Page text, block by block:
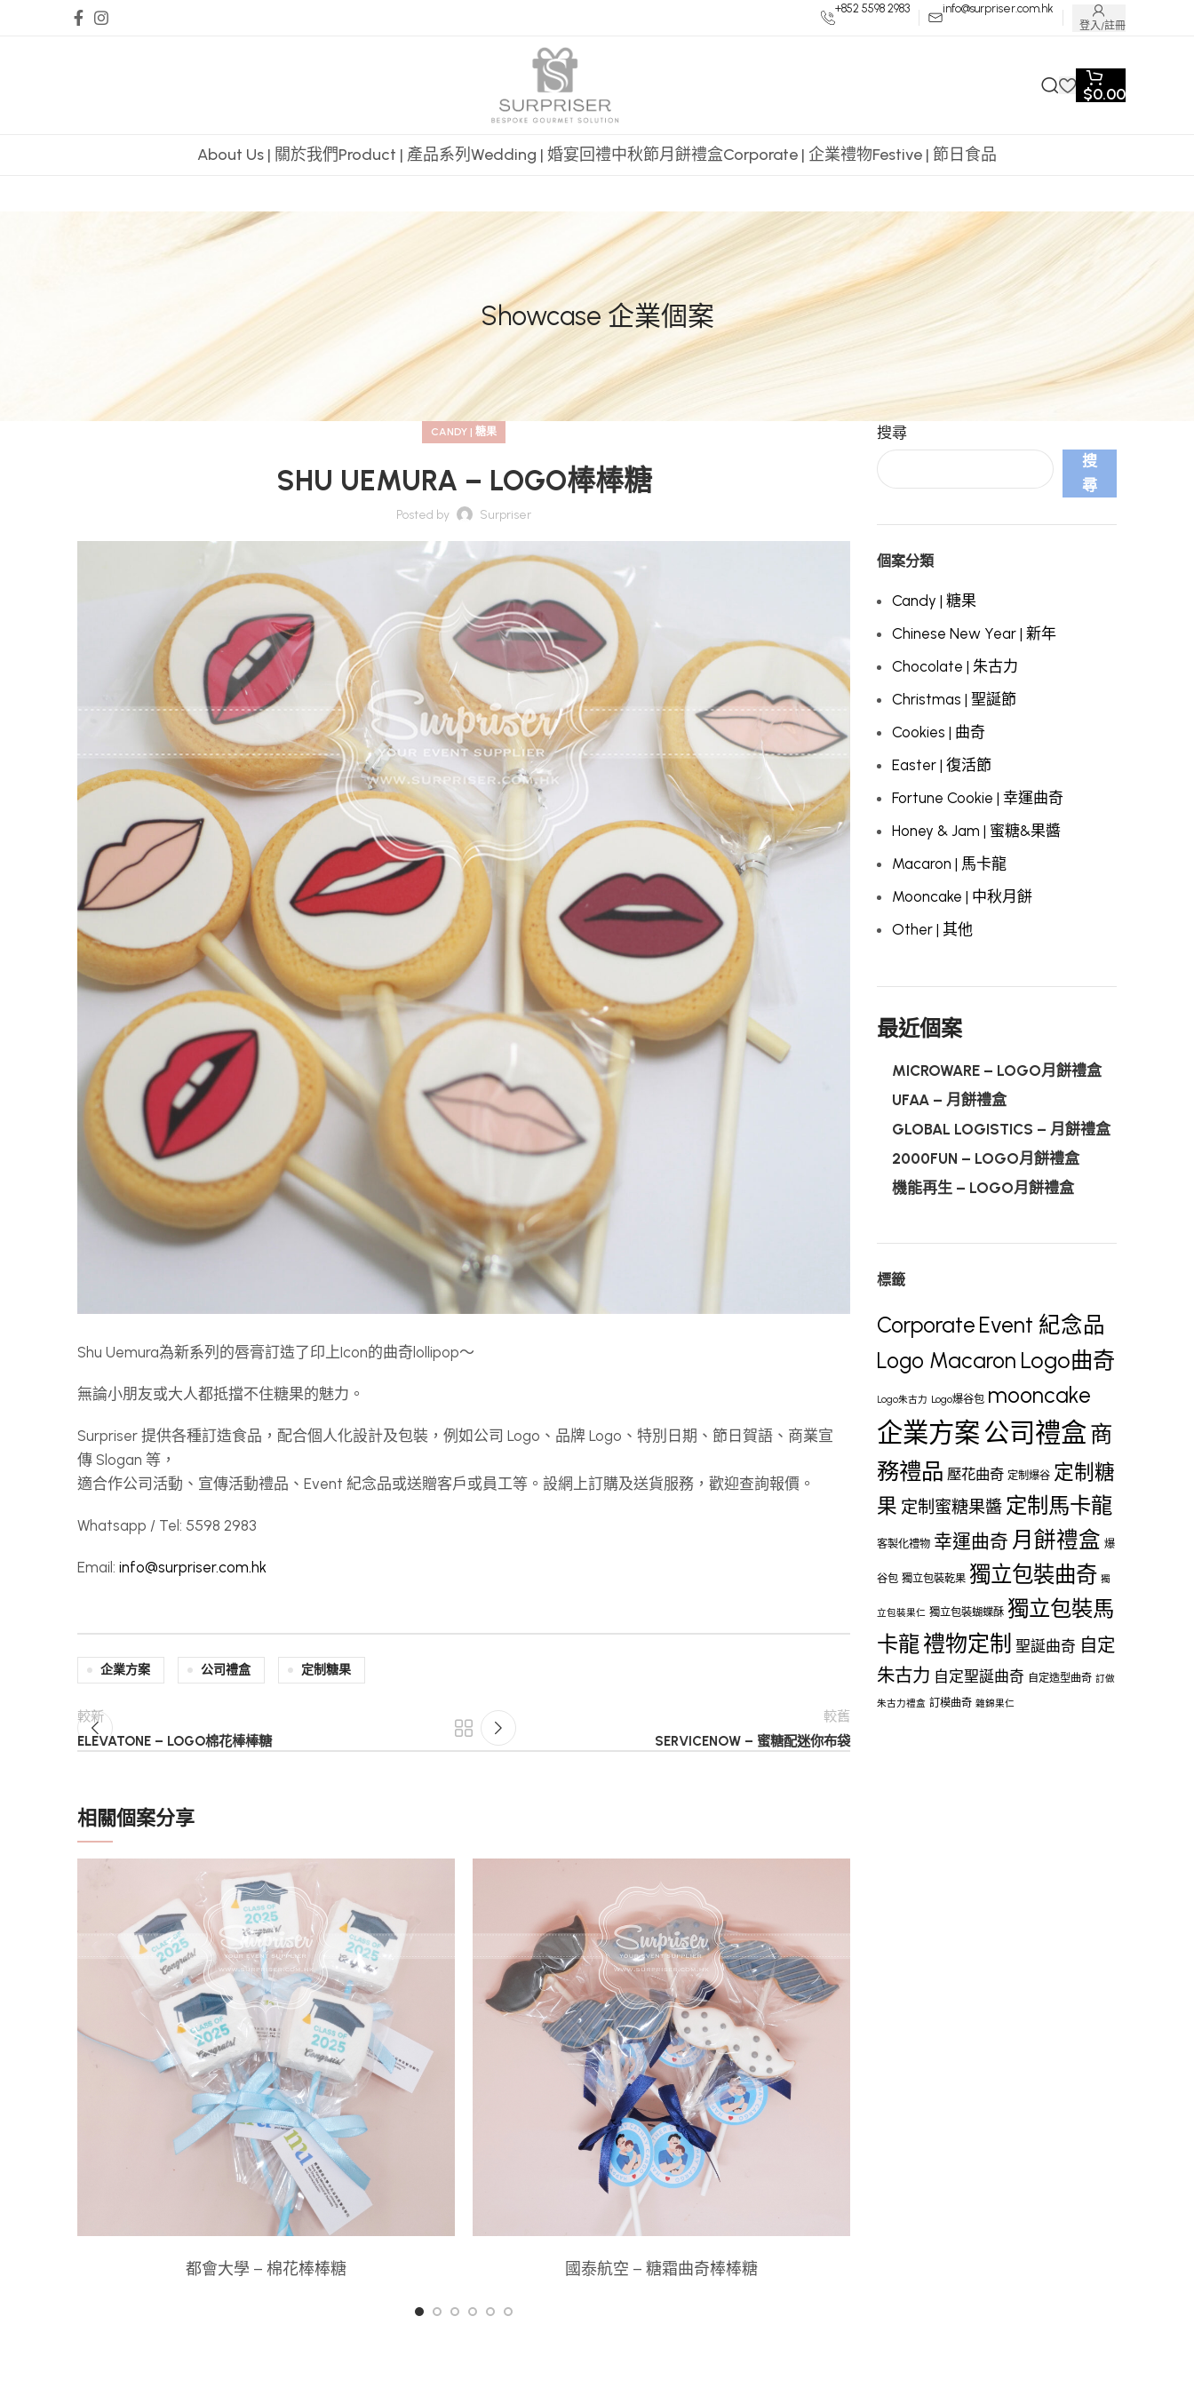
+852 5598 2983 info@surpriser.com.hk
登入/註冊
$0.00
About Us | 關於我們Product | 產品系列 Wedding | 婚宴回禮中秋節月餅禮盒Corporate | 企業禮物Festive | 節日食品
Showcase 企業個案
CANDY | 糖果
SHU UEMURA – LOGO棒棒糖
Posted by Surpriser
Shu Uemura為新系列的唇膏訂造了印上Icon的曲奇lollipop～
無論小朋友或大人都抵擋不住糖果的魅力。
Surpriser 提供各種訂造食品，配合個人化設計及包裝，例如公司 Logo、品牌 Logo、特別日期、節日賀語、商業宣
傳 Slogan 等，
適合作公司活動、宣傳活動禮品、Event 紀念品或送贈客戶或員工等。設網上訂購及送貨服務，歡迎查詢報價。
Whatsapp / Tel: 5598 2983
Email: info@surpriser.com.hk
企業方案 公司禮盒 定制糖果
較新
ELEVATONE – LOGO棉花棒棒糖
較舊
SERVICENOW – 蜜糖配迷你布袋
相關個案分享
都會大學 – 棉花棒棒糖 國泰航空 – 糖霜曲奇棒棒糖
搜尋
搜
尋
個案分類
Candy | 糖果
Chinese New Year | 新年
Chocolate | 朱古力
Christmas | 聖誕節
Cookies | 曲奇
Easter | 復活節
Fortune Cookie | 幸運曲奇
Honey & Jam | 蜜糖&果醬
Macaron | 馬卡龍
Mooncake | 中秋月餅
Other | 其他
最近個案
MICROWARE – LOGO月餅禮盒
UFAA – 月餅禮盒
GLOBAL LOGISTICS – 月餅禮盒
2000FUN – LOGO月餅禮盒
機能再生 – LOGO月餅禮盒
標籤
Corporate Event 紀念品
Logo Macaron Logo曲奇
Logo朱古力 Logo爆谷包 mooncake
企業方案公司禮盒商
務禮品 壓花曲奇 定制爆谷 定制糖
果 定制蜜糖果醬 定制馬卡龍
客製化禮物 幸運曲奇 月餅禮盒 爆
谷包 獨立包裝乾果 獨立包裝曲奇 獨
立包裝果仁 獨立包裝蝴蝶酥 獨立包裝馬
卡龍禮物定制 聖誕曲奇 自定
朱古力 自定聖誕曲奇 自定造型曲奇 訂做
朱古力禮盒 訂模曲奇 雜錦果仁